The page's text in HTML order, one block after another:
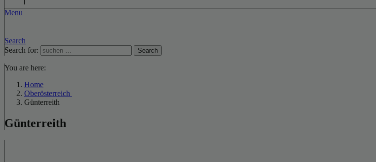
Menu
Search
Search for:
Search
You are here:
Home
Oberösterreich
Günterreith
Günterreith